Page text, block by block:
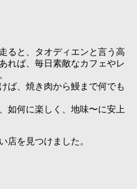
ると、タオディエンと言う高
れば、毎日素敵なカフェやレ
ば、焼き肉から鰻まで何でも
如何に楽しく、地味〜に安上
店を見つけました。